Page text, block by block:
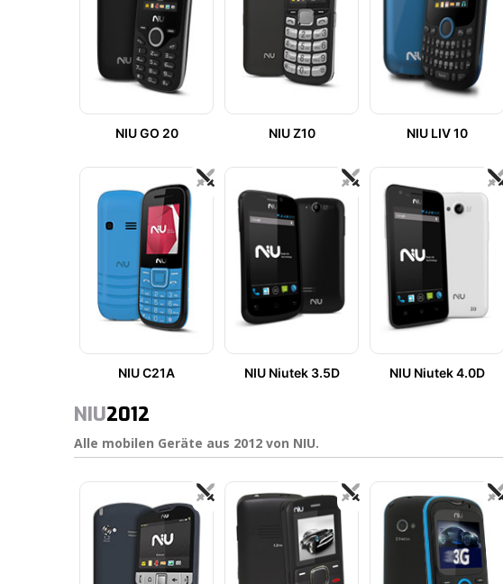
NIU GO 20 NIU Z10 NIU LIV 10
NIU C21A NIU Niutek 3.5D NIU Niutek 4.0D
NIU2012
Alle mobilen Geräte aus 2012 von NIU.